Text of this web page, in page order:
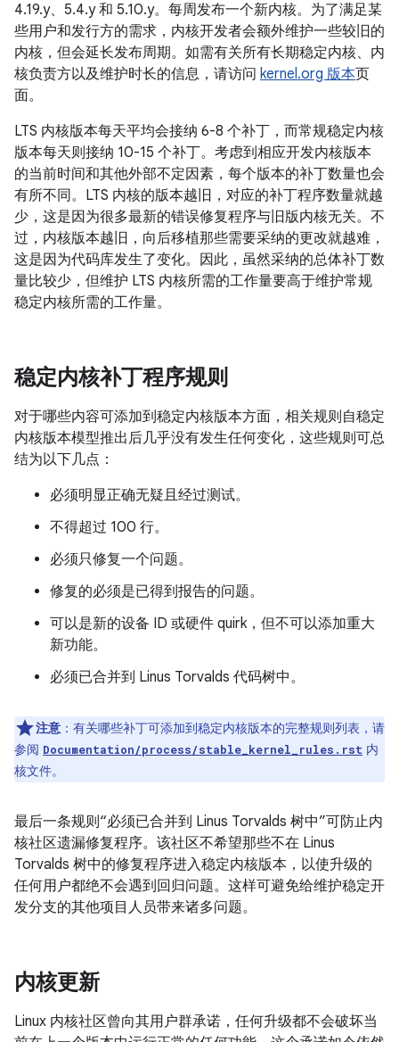
4.19.y、5.4.y 和 5.10.y。每周发布一个新内核。为了满足某
些用户和发行方的需求，内核开发者会额外维护一些较旧的
内核，但会延长发布周期。如需有关所有长期稳定内核、内
核负责方以及维护时长的信息，请访问 kernel.org 版本页
面。
LTS 内核版本每天平均会接纳 6-8 个补丁，而常规稳定内核
版本每天则接纳 10-15 个补丁。考虑到相应开发内核版本
的当前时间和其他外部不定因素，每个版本的补丁数量也会
有所不同。LTS 内核的版本越旧，对应的补丁程序数量就越
少，这是因为很多最新的错误修复程序与旧版内核无关。不
过，内核版本越旧，向后移植那些需要采纳的更改就越难，
这是因为代码库发生了变化。因此，虽然采纳的总体补丁数
量比较少，但维护 LTS 内核所需的工作量要高于维护常规
稳定内核所需的工作量。
稳定内核补丁程序规则
对于哪些内容可添加到稳定内核版本方面，相关规则自稳定
内核版本模型推出后几乎没有发生任何变化，这些规则可总
结为以下几点：
必须明显正确无疑且经过测试。
不得超过 100 行。
必须只修复一个问题。
修复的必须是已得到报告的问题。
可以是新的设备 ID 或硬件 quirk，但不可以添加重大
新功能。
必须已合并到 Linus Torvalds 代码树中。
注意 ：有关哪些补丁可添加到稳定内核版本的完整规则列表，请
参阅 Documentation/process/stable_kernel_rules.rst 内
核文件。
最后一条规则“必须已合并到 Linus Torvalds 树中”可防止内
核社区遗漏修复程序。该社区不希望那些不在 Linus
Torvalds 树中的修复程序进入稳定内核版本，以使升级的
任何用户都绝不会遇到回归问题。这样可避免给维护稳定开
发分支的其他项目人员带来诸多问题。
内核更新
Linux 内核社区曾向其用户群承诺，任何升级都不会破坏当